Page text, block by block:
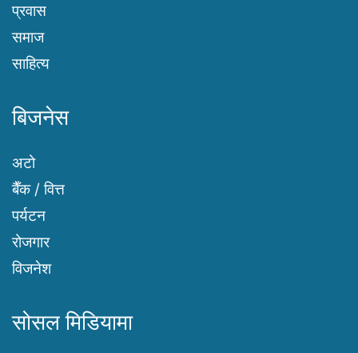
प्रवास
समाज
साहित्य
बिजनेस
अटो
बैँक / वित्त
पर्यटन
रोजगार
विजनेश
सोसल मिडियामा